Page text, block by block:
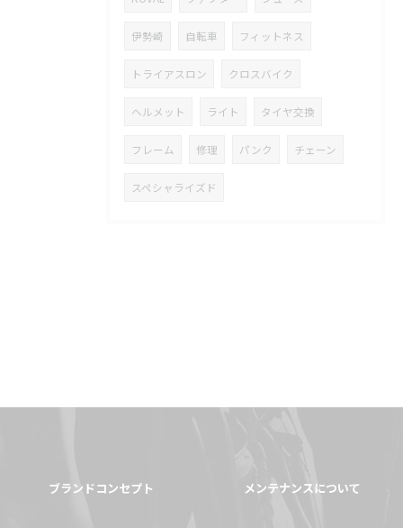
伊勢崎 自転車 フィットネス
トライアスロン クロスバイク
ヘルメット ライト タイヤ交換
フレーム 修理 パンク チェーン
スペシャライズド
ブランドコンセプト メンテナンスについて